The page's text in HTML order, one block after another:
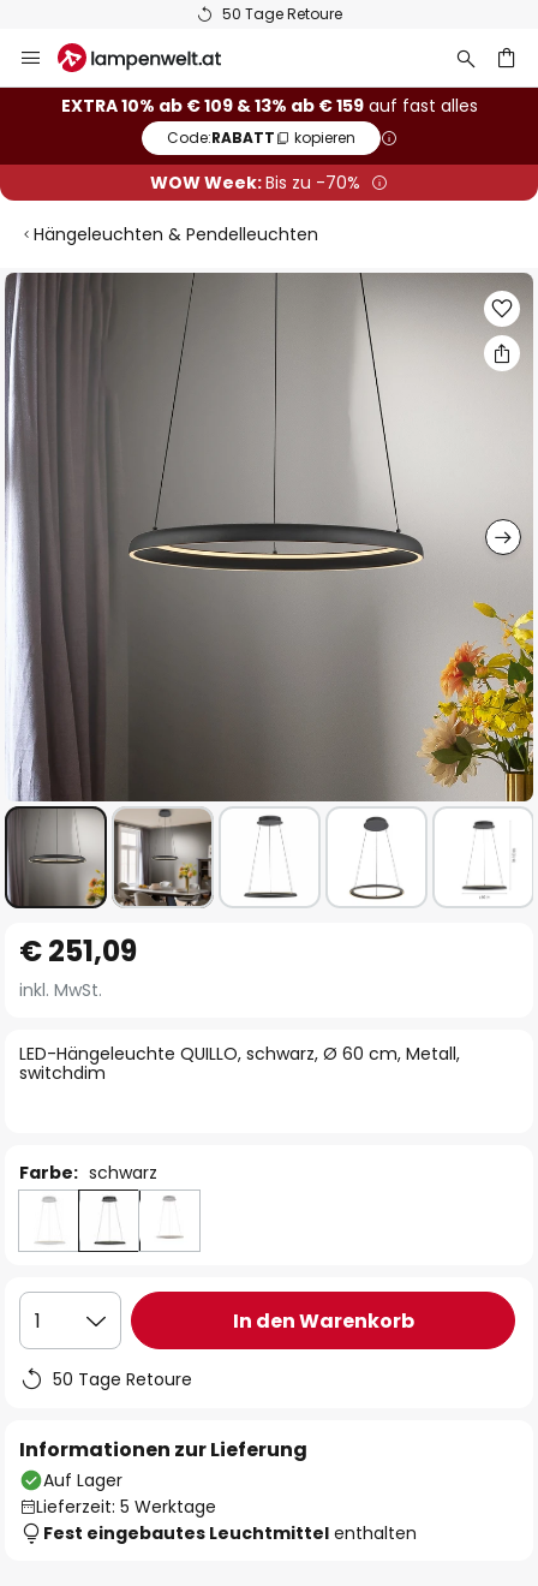
50 Tage Retoure
Inhalt
springen
EXTRA 10% ab € 109 & 13% ab € 159auf fast alles
Code:RABATT kopieren
WOW Week:Bis zu -70%
Hängeleuchten & Pendelleuchten
Zum
Ende
der
Bildgalerie
springen
Anfang
der
springen
LED-Hängeleuchte QUILLO, schwarz, Ø 60 cm, Metall,
switchdim
€ 251,09
inkl. MwSt.
Farbe: schwarz
1 In den Warenkorb
50 Tage Retoure
Informationen zur Lieferung
Auf Lager
Lieferzeit: 5 Werktage
Fest eingebautes Leuchtmittel enthalten